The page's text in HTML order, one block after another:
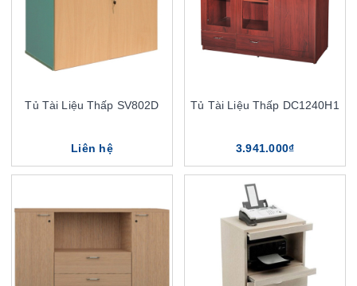
Tủ Tài Liệu Thấp SV802D
Liên hệ
Tủ Tài Liệu Thấp DC1240H1
3.941.000₫